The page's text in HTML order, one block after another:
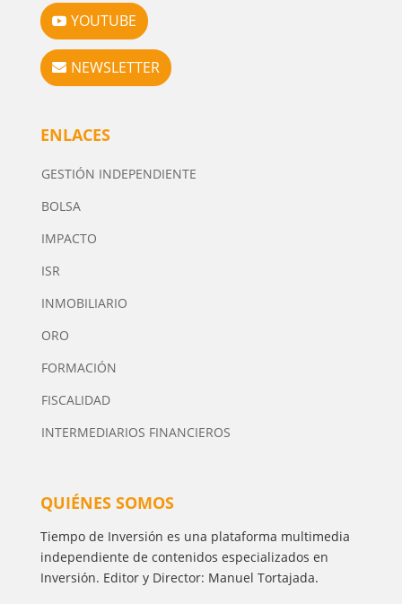
YOUTUBE
NEWSLETTER
ENLACES
GESTIÓN INDEPENDIENTE
BOLSA
IMPACTO
ISR
INMOBILIARIO
ORO
FORMACIÓN
FISCALIDAD
INTERMEDIARIOS FINANCIEROS
QUIÉNES SOMOS
Tiempo de Inversión es una plataforma multimedia
independiente de contenidos especializados en
Inversión. Editor y Director: Manuel Tortajada.